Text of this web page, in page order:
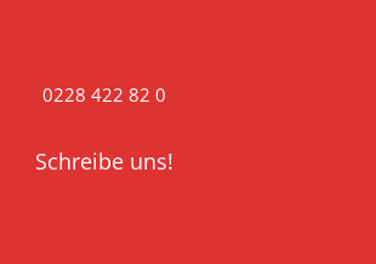
0228 422 82 0
Schreibe uns!